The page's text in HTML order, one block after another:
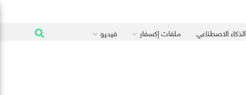
الذكاء الاصطناعي ملفات إكسفار فيديو